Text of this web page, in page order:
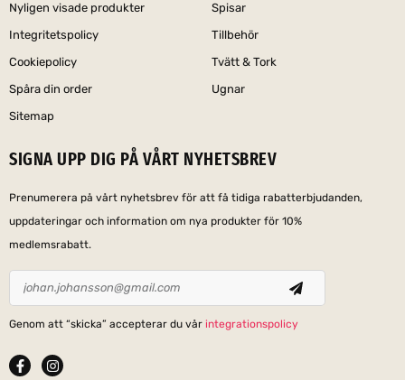
Nyligen visade produkter
Integritetspolicy
Cookiepolicy
Spåra din order
Sitemap
Spisar
Tillbehör
Tvätt & Tork
Ugnar
SIGNA UPP DIG PÅ VÅRT NYHETSBREV
Prenumerera på vårt nyhetsbrev för att få tidiga rabatterbjudanden,
uppdateringar och information om nya produkter för 10%
medlemsrabatt.
Genom att “skicka” accepterar du vår integrationspolicy